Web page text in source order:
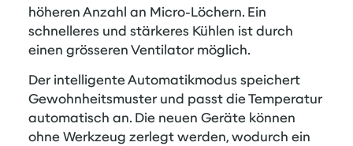
höheren Anzahl an Micro-Löchern. Ein
schnelleres und stärkeres Kühlen ist durch
einen grösseren Ventilator möglich.
Der intelligente Automatikmodus speichert
Gewohnheitsmuster und passt die Temperatur
automatisch an. Die neuen Geräte können
ohne Werkzeug zerlegt werden, wodurch ein